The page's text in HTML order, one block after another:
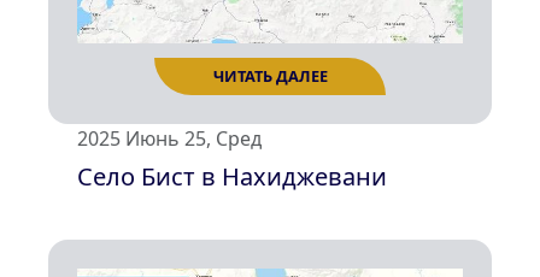
2025 Июнь 25, Сред
Село Бист в Нахиджевани